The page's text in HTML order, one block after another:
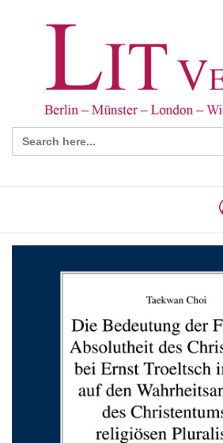
Search
for: